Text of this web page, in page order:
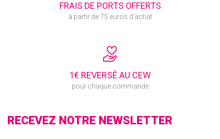
FRAIS DE PORTS OFFERTS
à partir de 75 euros d’achat
1€ REVERSÉ AU CEW
pour chaque commande
RECEVEZ NOTRE NEWSLETTER